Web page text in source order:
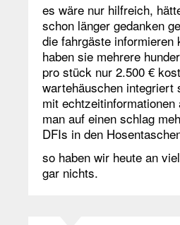
es wäre nur hilfreich,
schon länger gedanken
die fahrgäste informieren
haben sie mehrere
pro stück nur 2.500 €
wartehäuschen integriert
mit
man auf einen schlag
DFIs in den
so haben wir heute an
gar nichts.